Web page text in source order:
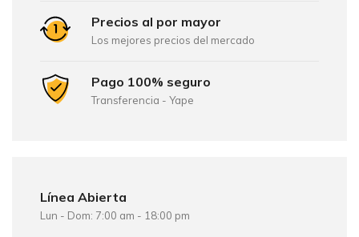
Precios al por mayor
Los mejores precios del mercado
Pago 100% seguro
Transferencia - Yape
Línea Abierta
Lun - Dom: 7:00 am - 18:00 pm